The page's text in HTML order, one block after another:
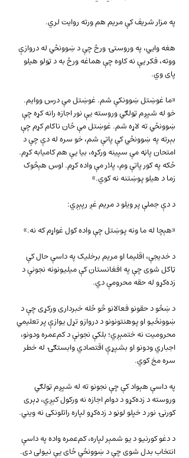
په مزار شریف کې مریم هم ورته روایت لري.
هغه وايي، په وروستۍ ورځ چې د ښوونځي له دروازې
ووته، فکر یې نه کاوه چې هماغه ورځ به د ټولو هیلو
پای وي.
«ما غوښتل ښوونکې شم. غوښتل مې درس ووایم.
خو له شپږم ټولګي وروسته یې نور اجازه رانه کړه چې
ښوونځي ته لاړه شم. غوښتل مې ځان ناکام کړم چې
بېرته په ښوونځي کې پاتې شم، خو سره له دې چې د
امتحان پاڼه مې سپینه ورکړه، بیا یې هم کامیابه کړم.
ځکه په کور پاتې وم، پلار مې واده کړم. اوس هېڅوک
زما د هیلو پوښتنه نه کوي.»
د دې جملې پر ویلو د مریم غږ رپېږي:
«هېچا له ما ونه پوښتل چې واده کول غواړم که نه.»
د خدیجې، اقلیما او مریم برخلیک په داسې حال کې
ټاکل شوی چې په افغانستان کې میلیونونه نجونې د
زده‌کړو له حقه محرومې دي.
د ښځو د حقونو فعالانو څو ځله خبرداری ورکړی چې د
ښوونځیو او پوهنتونونو د دروازو تړل یوازې پر تعلیمي
محرومیت نه ختمېږي؛ بلکې نجونې د کم‌عمره ودونو،
اجباري ودونو او بشپړې اقتصادي وابستګۍ له خطر
سره مخ کوي.
په داسې هېواد کې چې نجونو ته له شپږم ټولګي
وروسته د زده‌کړو د دوام اجازه نه ورکول کېږي، ډېری
کورنۍ نور د خپلو لوڼو د زده‌کړو لپاره راتلونکی نه ویني.
د دغو کورنیو د یو شمېر لپاره، کم‌عمره واده په داسې
انتخاب بدل شوی چې د ښوونځي ځای یې نیولی دی.